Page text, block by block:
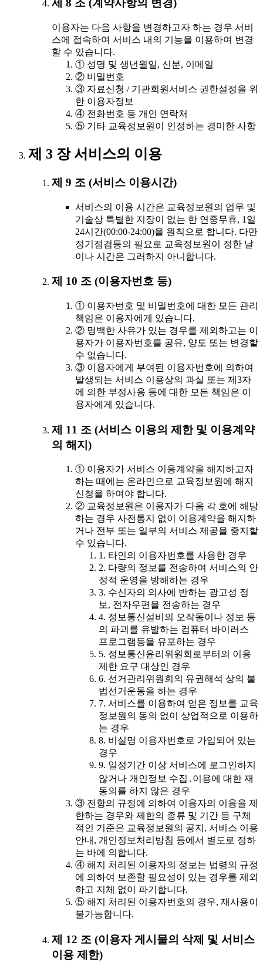
제 8 조 (계약사항의 변경)
이용자는 다음 사항을 변경하고자 하는 경우 서비
스에 접속하여 서비스 내의 기능을 이용하여 변경
할 수 있습니다.
① 성명 및 생년월일, 신분, 이메일
② 비밀번호
③ 자료신청 / 기관회원서비스 권한설정을 위
한 이용자정보
④ 전화번호 등 개인 연락처
⑤ 기타 교육정보원이 인정하는 경미한 사항
제 3 장 서비스의 이용
제 9 조 (서비스 이용시간)
서비스의 이용 시간은 교육정보원의 업무 및
기술상 특별한 지장이 없는 한 연중무휴, 1일
24시간(00:00-24:00)을 원칙으로 합니다. 다만
정기점검등의 필요로 교육정보원이 정한 날
이나 시간은 그러하지 아니합니다.
제 10 조 (이용자번호 등)
① 이용자번호 및 비밀번호에 대한 모든 관리
책임은 이용자에게 있습니다.
② 명백한 사유가 있는 경우를 제외하고는 이
용자가 이용자번호를 공유, 양도 또는 변경할
수 없습니다.
③ 이용자에게 부여된 이용자번호에 의하여
발생되는 서비스 이용상의 과실 또는 제3자
에 의한 부정사용 등에 대한 모든 책임은 이
용자에게 있습니다.
제 11 조 (서비스 이용의 제한 및 이용계약
의 해지)
① 이용자가 서비스 이용계약을 해지하고자
하는 때에는 온라인으로 교육정보원에 해지
신청을 하여야 합니다.
② 교육정보원은 이용자가 다음 각 호에 해당
하는 경우 사전통지 없이 이용계약을 해지하
거나 전부 또는 일부의 서비스 제공을 중지할
수 있습니다.
1. 타인의 이용자번호를 사용한 경우
2. 다량의 정보를 전송하여 서비스의 안
정적 운영을 방해하는 경우
3. 수신자의 의사에 반하는 광고성 정
보, 전자우편을 전송하는 경우
4. 정보통신설비의 오작동이나 정보 등
의 파괴를 유발하는 컴퓨터 바이러스
프로그램등을 유포하는 경우
5. 정보통신윤리위원회로부터의 이용
제한 요구 대상인 경우
6. 선거관리위원회의 유권해석 상의 불
법선거운동을 하는 경우
7. 서비스를 이용하여 얻은 정보를 교육
정보원의 동의 없이 상업적으로 이용하
는 경우
8. 비실명 이용자번호로 가입되어 있는
경우
9. 일정기간 이상 서비스에 로그인하지
않거나 개인정보 수집․이용에 대한 재
동의를 하지 않은 경우
③ 전항의 규정에 의하여 이용자의 이용을 제
한하는 경우와 제한의 종류 및 기간 등 구체
적인 기준은 교육정보원의 공지, 서비스 이용
안내, 개인정보처리방침 등에서 별도로 정하
는 바에 의합니다.
④ 해지 처리된 이용자의 정보는 법령의 규정
에 의하여 보존할 필요성이 있는 경우를 제외
하고 지체 없이 파기합니다.
⑤ 해지 처리된 이용자번호의 경우, 재사용이
불가능합니다.
제 12 조 (이용자 게시물의 삭제 및 서비스
이용 제한)